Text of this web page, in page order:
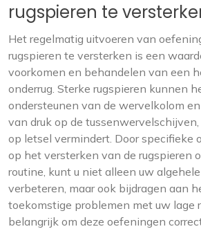
rugspieren te
Het regelmatig uitvoeren van
rugspieren te versterken is een
voorkomen en behandelen van een
onderrug. Sterke rugspieren kunnen
ondersteunen van de wervelkolom
van druk op de
op letsel vermindert. Door specifieke
op het versterken van de rugspieren
routine, kunt u niet alleen uw
verbeteren, maar ook bijdragen aan
toekomstige problemen met uw lage
belangrijk om deze oefeningen